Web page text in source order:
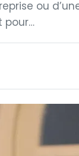
ou
pour…